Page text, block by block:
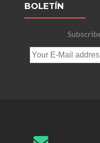
BOLETÍN